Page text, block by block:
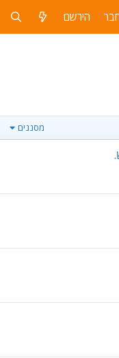
הירשם
מסננים